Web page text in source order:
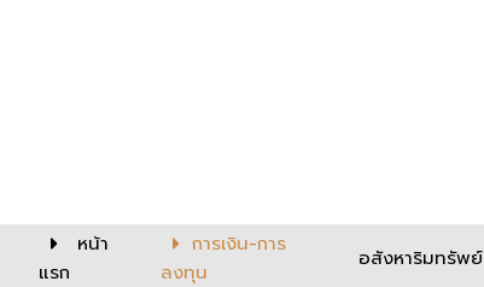
หน้า
แรก
การเงิน-การ
ลงทุน
อสังหาริมทรัพย์